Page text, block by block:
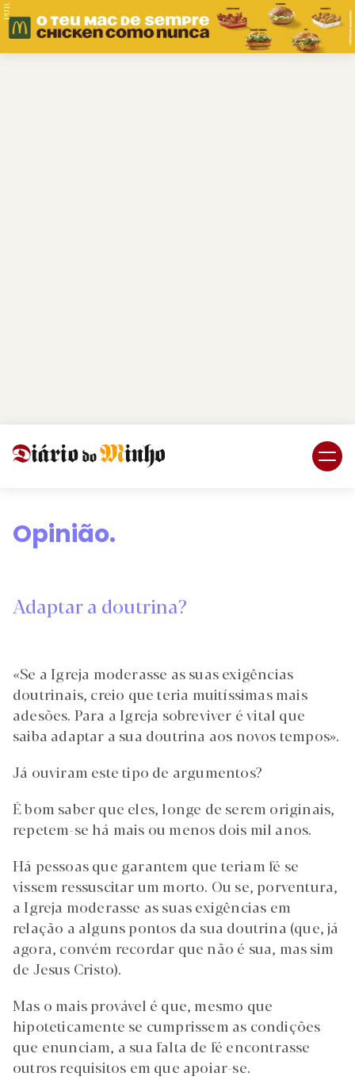
PUB.
Opinião.
Adaptar a doutrina?
«Se a Igreja moderasse as suas exigências
doutrinais, creio que teria muitíssimas mais
adesões. Para a Igreja sobreviver é vital que
saiba adaptar a sua doutrina aos novos tempos».
Já ouviram este tipo de argumentos?
É bom saber que eles, longe de serem originais,
repetem-se há mais ou menos dois mil anos.
Há pessoas que garantem que teriam fé se
vissem ressuscitar um morto. Ou se, porventura,
a Igreja moderasse as suas exigências em
relação a alguns pontos da sua doutrina (que, já
agora, convém recordar que não é sua, mas sim
de Jesus Cristo).
Mas o mais provável é que, mesmo que
hipoteticamente se cumprissem as condições
que enunciam, a sua falta de fé encontrasse
outros requisitos em que apoiar-se.